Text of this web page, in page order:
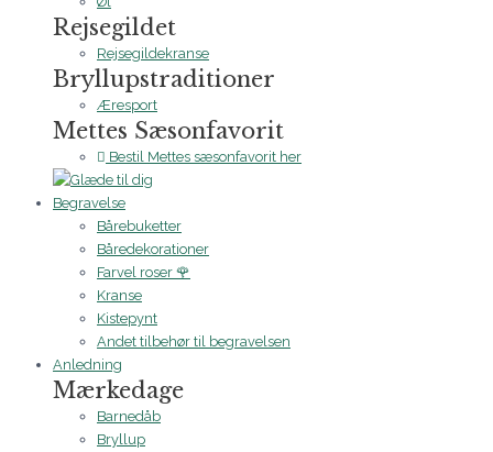
Rejsegildet
Rejsegildekranse
Bryllupstraditioner
Æresport
Mettes Sæsonfavorit
Bestil Mettes sæsonfavorit her
Begravelse
Bårebuketter
Båredekorationer
Farvel roser 🌹
Kranse
Kistepynt
Andet tilbehør til begravelsen
Anledning
Mærkedage
Barnedåb
Bryllup